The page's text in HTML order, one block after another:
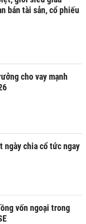
bán tài sản, cổ phiếu
cho vay mạnh
ngày chia cổ tức ngay
vốn ngoại trong